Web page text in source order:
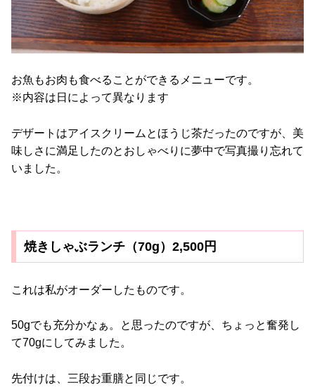
お魚もお肉も食べることができるメニューです。
※内容は日によって異なります
デザートはアイスクリームとほうじ茶だったのですが、美
味しさに満足したのとおしゃべりに夢中で写真撮り忘れて
いました。
焼きしゃぶランチ（70g）2,500円
これは私がオーダーしたものです。
50gでも充分かなぁ。と思ったのですが、ちょっと奮発し
て70gにしてみました。
先付けは、三段お重膳と同じです。